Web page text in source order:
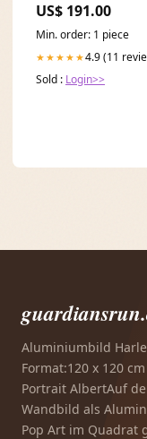
US$ 191.00
Min. order: 1 piece
★★★★★4.9 (11
Sold : Login>>
Aluminiumbild
Format:120 x 120
Portrait AlbertAuf
Wandbild als
Pop Art im Quadrat